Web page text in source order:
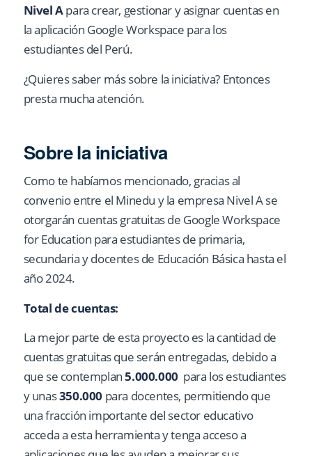
Nivel Apara crear, gestionar y asignar cuentas en
la aplicación Google Workspace para los
estudiantes del Perú.
¿Quieres saber más sobre la iniciativa? Entonces
presta mucha atención.
Sobre la iniciativa
Como te habíamos mencionado, gracias al
convenio entre el Minedu y la empresa Nivel A se
otorgarán cuentas gratuitas de Google Workspace
for Education para estudiantes de primaria,
secundaria y docentes de Educación Básica hasta el
año 2024.
Total de cuentas:
La mejor parte de esta proyecto es la cantidad de
cuentas gratuitas que serán entregadas, debido a
que se contemplan5.000.000 para los estudiantes
y unas350.000 para docentes, permitiendo que
una fracción importante del sector educativo
acceda a esta herramienta y tenga acceso a